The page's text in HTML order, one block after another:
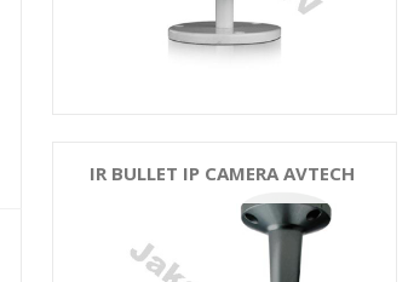
IR BULLET IP CAMERA AVTECH